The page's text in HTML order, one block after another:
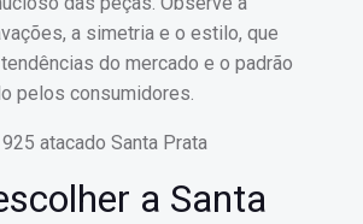
a simetria e o estilo, que
do mercado e o padrão
pelos consumidores.
a Santa